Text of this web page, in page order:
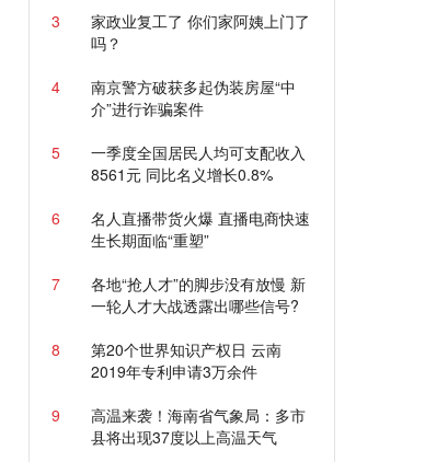
3
家政业复工了 你们家阿姨上门了
吗？
4
南京警方破获多起伪装房屋“中
介”进行诈骗案件
5
一季度全国居民人均可支配收入
8561元 同比名义增长0.8%
6
名人直播带货火爆 直播电商快速
生长期面临“重塑”
7
各地“抢人才”的脚步没有放慢 新
一轮人才大战透露出哪些信号?
8
第20个世界知识产权日 云南
2019年专利申请3万余件
9
高温来袭！海南省气象局：多市
县将出现37度以上高温天气